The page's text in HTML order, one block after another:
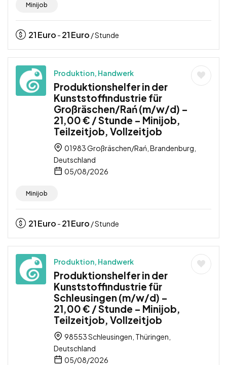
Minijob
21Euro - 21Euro / Stunde
Produktion, Handwerk
Produktionshelfer in der
Kunststoffindustrie für
Großräschen/Rań (m/w/d) –
21,00 € / Stunde – Minijob,
Teilzeitjob, Vollzeitjob
01983 Großräschen/Rań, Brandenburg,
Deutschland
05/08/2026
Minijob
21Euro - 21Euro / Stunde
Produktion, Handwerk
Produktionshelfer in der
Kunststoffindustrie für
Schleusingen (m/w/d) –
21,00 € / Stunde – Minijob,
Teilzeitjob, Vollzeitjob
98553 Schleusingen, Thüringen,
Deutschland
05/08/2026